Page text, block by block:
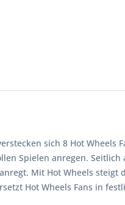
sich 8 Hot Wheels
Spielen anregen.
Mit Hot Wheels steigt
Hot Wheels Fans in